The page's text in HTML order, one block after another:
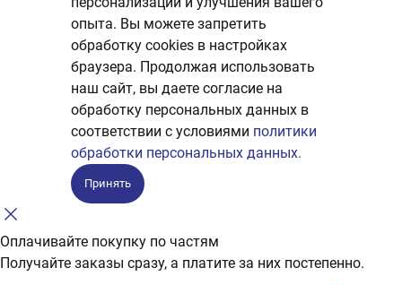
опыта. Вы можете запретить
обработку сookies в настройках
браузера. Продолжая использовать
наш сайт, вы даете согласие на
обработку персональных данных в
соответствии с условиями политики
обработки персональных данных.
Принять
Оплачивайте покупку по частям
Получайте заказы сразу, а платите за них постепенно.